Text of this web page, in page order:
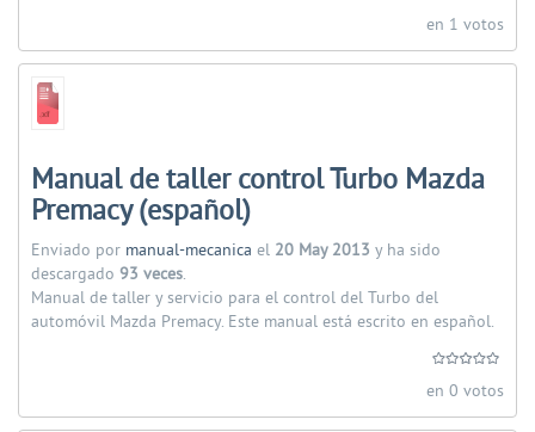
en 1 votos
Manual de taller control Turbo Mazda
Premacy (español)
Enviado por manual-mecanica el 20 May 2013 y ha sido
descargado 93 veces.
Manual de taller y servicio para el control del Turbo del
automóvil Mazda Premacy. Este manual está escrito en español.
en 0 votos